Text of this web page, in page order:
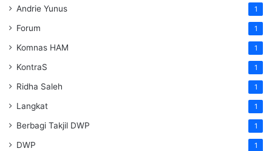
Andrie Yunus 1
Forum 1
Komnas HAM 1
KontraS 1
Ridha Saleh 1
Langkat 1
Berbagi Takjil DWP 1
DWP 1